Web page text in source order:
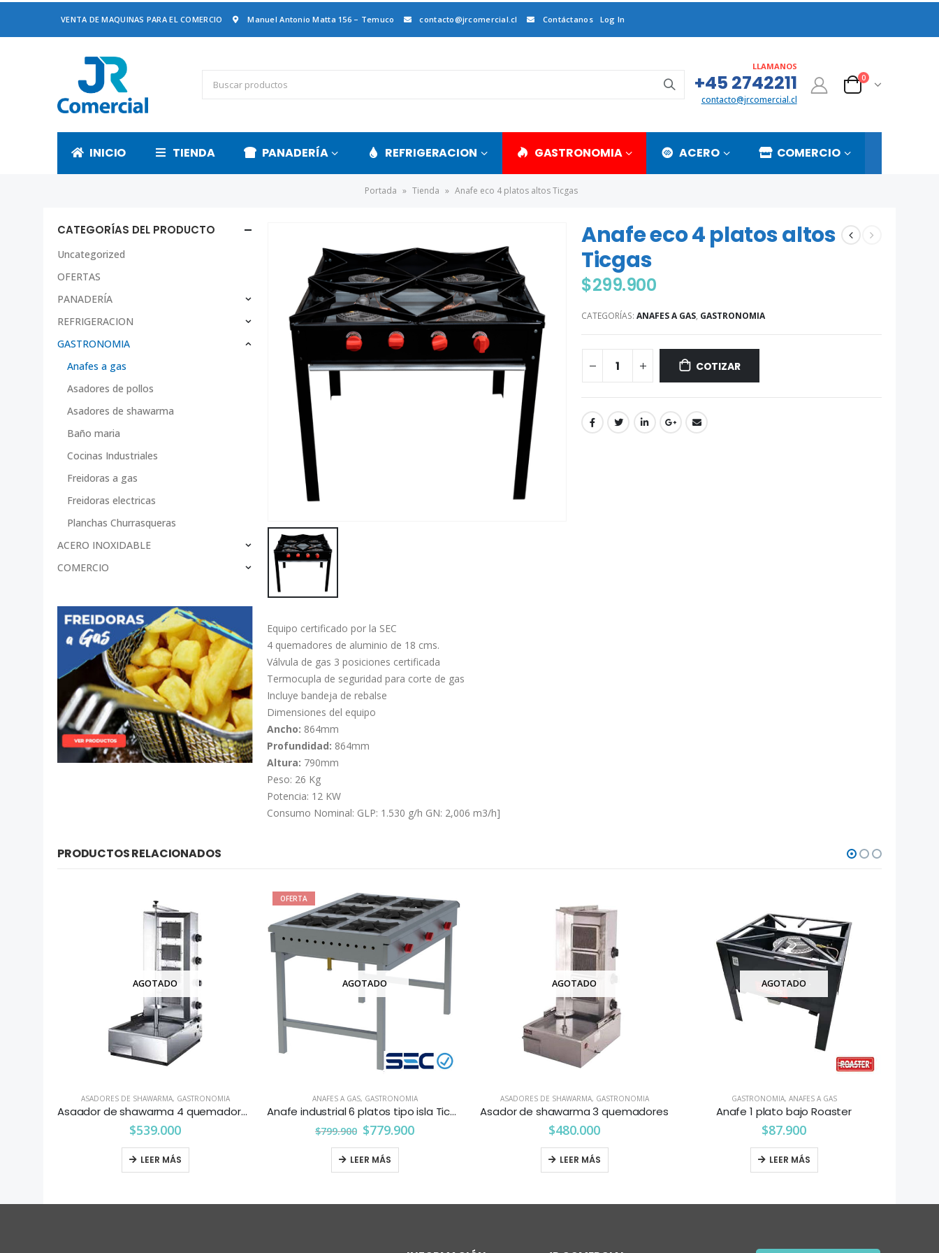
VENTA DE MAQUINAS PARA EL COMERCIO Manuel Antonio Matta 156 – Temuco contacto@jrcomercial.cl Contáctanos Log In
LLAMANOS
+45 2742211
contacto@jrcomercial.cl
0
INICIO TIENDA PANADERÍA REFRIGERACION GASTRONOMIA ACERO COMERCIO
Portada » Tienda » Anafe eco 4 platos altos Ticgas
Anafe eco 4 platos altos
Ticgas
$299.900
CATEGORÍAS: ANAFES A GAS, GASTRONOMIA
COTIZAR
Equipo certificado por la SEC
4 quemadores de aluminio de 18 cms.
Válvula de gas 3 posiciones certificada
Termocupla de seguridad para corte de gas
Incluye bandeja de rebalse
Dimensiones del equipo
Ancho: 864mm
Profundidad: 864mm
Altura: 790mm
Peso: 26 Kg
Potencia: 12 KW
Consumo Nominal: GLP: 1.530 g/h GN: 2,006 m3/h]
CATEGORÍAS DEL PRODUCTO
Uncategorized
OFERTAS
PANADERÍA
REFRIGERACION
GASTRONOMIA
Anafes a gas
Asadores de pollos
Asadores de shawarma
Baño maria
Cocinas Industriales
Freidoras a gas
Freidoras electricas
Planchas Churrasqueras
ACERO INOXIDABLE
COMERCIO
PRODUCTOS RELACIONADOS
AGOTADO
ASADORES DE SHAWARMA, GASTRONOMIA
Asaador de shawarma 4 quemadores
$539.000
LEER MÁS
OFERTA
AGOTADO
ANAFES A GAS, GASTRONOMIA
Anafe industrial 6 platos tipo isla Ticgas
$799.900 $779.900
LEER MÁS
AGOTADO
ASADORES DE SHAWARMA, GASTRONOMIA
Asador de shawarma 3 quemadores
$480.000
LEER MÁS
AGOTADO
GASTRONOMIA, ANAFES A GAS
Anafe 1 plato bajo Roaster
$87.900
LEER MÁS